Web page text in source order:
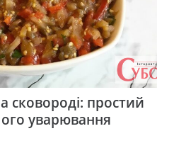
сковороді: простий
уварювання